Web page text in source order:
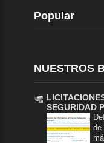
Popular
NUESTROS
SEGURIDAD
de